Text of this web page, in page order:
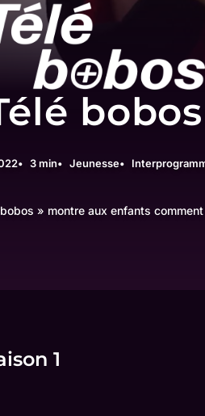
bobos
3 min Jeunesse
» montre aux enfants
1